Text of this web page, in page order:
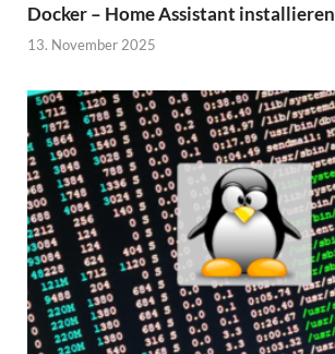
Docker – Home Assistant installieren
13. November 2025